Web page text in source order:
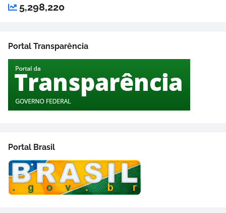
5,298,220
Portal Transparência
Portal Brasil